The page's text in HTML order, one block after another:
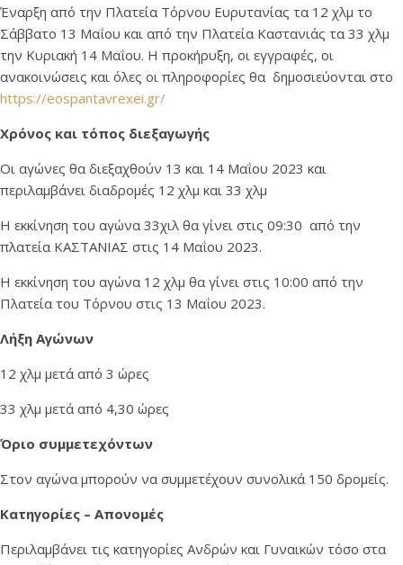
Έναρξη από την Πλατεία Τόρνου Ευρυτανίας τα 12 χλμ το
Σάββατο 13 Μαΐου και από την Πλατεία Καστανιάς τα 33 χλμ
την Κυριακή 14 Μαΐου. Η προκήρυξη, οι εγγραφές, οι
ανακοινώσεις και όλες οι πληροφορίες θα δημοσιεύονται στο
https://eospantavrexei.gr/
Χρόνος και τόπος διεξαγωγής
Οι αγώνες θα διεξαχθούν 13 και 14 Μαΐου 2023 και
περιλαμβάνει διαδρομές 12 χλμ και 33 χλμ
Η εκκίνηση του αγώνα 33χιλ θα γίνει στις 09:30 από την
πλατεία ΚΑΣΤΑΝΙΑΣ στις 14 Μαΐου 2023.
Η εκκίνηση του αγώνα 12 χλμ θα γίνει στις 10:00 από την
Πλατεία του Τόρνου στις 13 Μαΐου 2023.
Λήξη Αγώνων
12 χλμ μετά από 3 ώρες
33 χλμ μετά από 4,30 ώρες
Όριο συμμετεχόντων
Στον αγώνα μπορούν να συμμετέχουν συνολικά 150 δρομείς.
Κατηγορίες – Απονομές
Περιλαμβάνει τις κατηγορίες Ανδρών και Γυναικών τόσο στα